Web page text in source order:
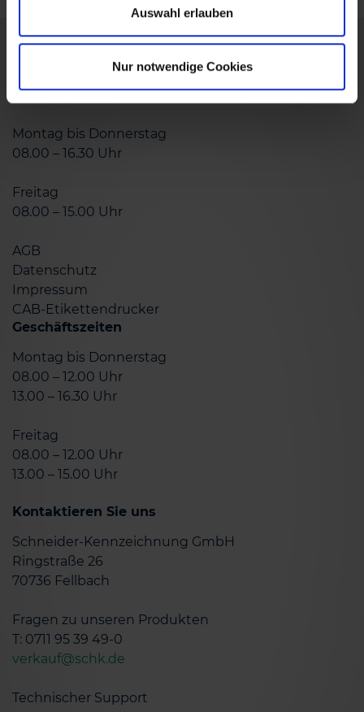
Auswahl erlauben
Nur notwendige Cookies
T: 0711 95 39 49-0
Montag bis Donnerstag
08.00 – 16.30 Uhr
Freitag
08.00 – 15.00 Uhr
AGB
Datenschutz
Impressum
CAB-Etikettendrucker
Geschäftszeiten
Montag bis Donnerstag
08.00 – 12.00 Uhr
13.00 – 16.30 Uhr
Freitag
08.00 – 12.00 Uhr
13.00 – 15.00 Uhr
Kontaktieren Sie uns
Schneider-Kennzeichnung GmbH
Ringstraße 26
70736 Fellbach
Fragen zu unseren Produkten
T: 0711 95 39 49-0
verkauf@schk.de
Technischer Support